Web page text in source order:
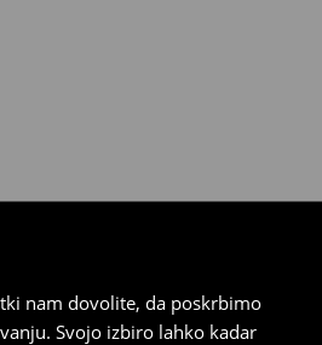
nam dovolite, da poskrbimo
Svojo izbiro lahko kadar